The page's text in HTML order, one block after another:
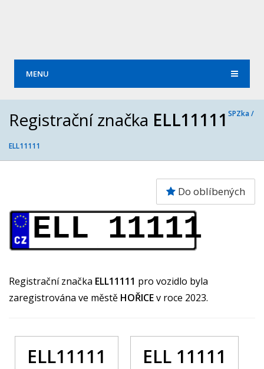
MENU
Registrační značka ELL11111 SPZka /
ELL11111
Do oblíbených
ELL 11111
Registrační značka ELL11111 pro vozidlo byla
zaregistrována ve městě HOŘICEv roce 2023.
ELL11111 ELL 11111